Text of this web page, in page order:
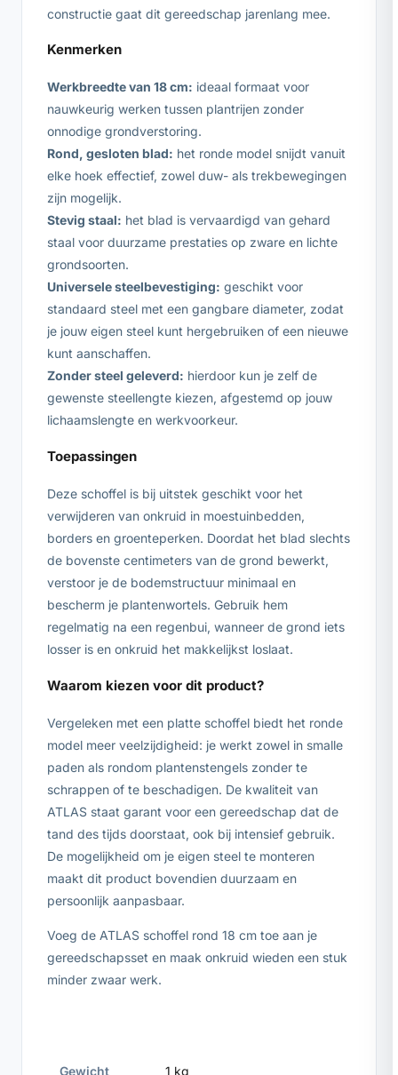
constructie gaat dit gereedschap jarenlang mee.
Kenmerken
Werkbreedte van 18 cm: ideaal formaat voor
nauwkeurig werken tussen plantrijen zonder
onnodige grondverstoring.
Rond, gesloten blad: het ronde model snijdt vanuit
elke hoek effectief, zowel duw- als trekbewegingen
zijn mogelijk.
Stevig staal: het blad is vervaardigd van gehard
staal voor duurzame prestaties op zware en lichte
grondsoorten.
Universele steelbevestiging: geschikt voor
standaard steel met een gangbare diameter, zodat
je jouw eigen steel kunt hergebruiken of een nieuwe
kunt aanschaffen.
Zonder steel geleverd: hierdoor kun je zelf de
gewenste steellengte kiezen, afgestemd op jouw
lichaamslengte en werkvoorkeur.
Toepassingen
Deze schoffel is bij uitstek geschikt voor het
verwijderen van onkruid in moestuinbedden,
borders en groenteperken. Doordat het blad slechts
de bovenste centimeters van de grond bewerkt,
verstoor je de bodemstructuur minimaal en
bescherm je plantenwortels. Gebruik hem
regelmatig na een regenbui, wanneer de grond iets
losser is en onkruid het makkelijkst loslaat.
Waarom kiezen voor dit product?
Vergeleken met een platte schoffel biedt het ronde
model meer veelzijdigheid: je werkt zowel in smalle
paden als rondom plantenstengels zonder te
schrappen of te beschadigen. De kwaliteit van
ATLAS staat garant voor een gereedschap dat de
tand des tijds doorstaat, ook bij intensief gebruik.
De mogelijkheid om je eigen steel te monteren
maakt dit product bovendien duurzaam en
persoonlijk aanpasbaar.
Voeg de ATLAS schoffel rond 18 cm toe aan je
gereedschapsset en maak onkruid wieden een stuk
minder zwaar werk.
Gewicht 1 kg